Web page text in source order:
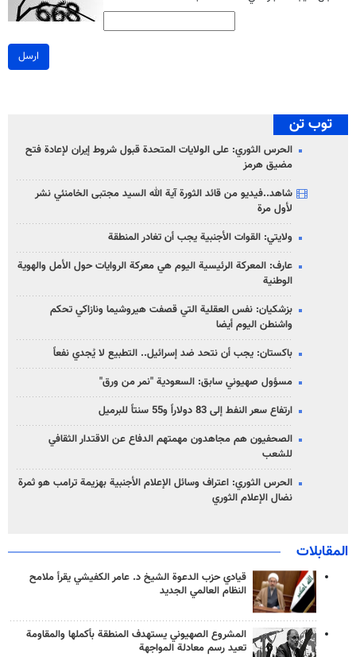
ارسل
توب تن
الحرس الثوري: على الولايات المتحدة قبول شروط إيران لإعادة فتح
مضيق هرمز
شاهد..فيديو من قائد الثورة آية الله السيد مجتبى الخامنئي نشر
لأول مرة
ولايتي: القوات الأجنبية يجب أن تغادر المنطقة
عارف: المعركة الرئيسية اليوم هي معركة الروايات حول الأمل والهوية
الوطنية
بزشكيان: نفس العقلية التي قصفت هيروشيما ونازاكي تحكم
واشنطن اليوم أيضا
باكستان: يجب أن نتحد ضد إسرائيل.. التطبيع لا يُجدي نفعاً
مسؤول صهيوني سابق: السعودية "نمر من ورق"
ارتفاع سعر النفط إلى 83 دولاراً و55 سنتاً للبرميل
الصحفيون هم مجاهدون مهمتهم الدفاع عن الاقتدار الثقافي
للشعب
الحرس الثوري: اعتراف وسائل الإعلام الأجنبية بهزيمة ترامب هو ثمرة
نضال الإعلام الثوري
المقابلات
قيادي حزب الدعوة الشيخ د. عامر الكفيشي يقرأ ملامح
النظام العالمي الجديد
المشروع الصهيوني يستهدف المنطقة بأكملها والمقاومة
تعيد رسم معادلة المواجهة